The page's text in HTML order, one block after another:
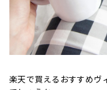
楽天で買えるおすすめヴ